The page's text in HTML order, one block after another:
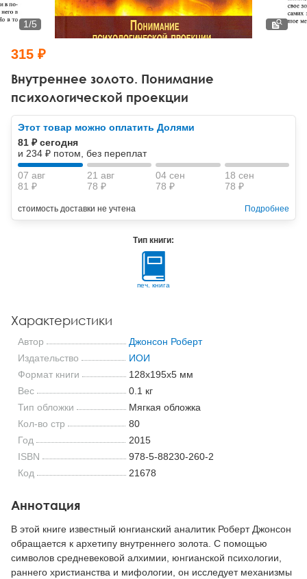
Тревожные расстройства, панические атаки
Психодрама
Другие направления психотерапии
Классический, эриксоновский гипноз и НЛП
НЛП
Психология труда и эргономика
Социальная психология
Социальная и организационная психология
Классический и юнгианский психоанализ
Внутреннее золото. Понимание
психологической проекции
1/5
315 ₽
Этот товар можно оплатить Долями
81 ₽ сегодня
и 234 ₽ потом, без переплат
07 авг
81 ₽
21 авг
78 ₽
04 сен
78 ₽
18 сен
78 ₽
стоимость доставки не учтена Подробнее
Тип книги:
печ. книга
Характеристики
Автор
Джонсон Роберт
Издательство
ИОИ
Формат книги
128x195x5 мм
Вес
0.1 кг
Тип обложки
Мягкая обложка
Кол-во стр
80
Год
2015
ISBN
978-5-88230-260-2
Код
21678
Аннотация
В этой книге известный юнгианский аналитик Роберт Джонсон
обращается к архетипу внутреннего золота. С помощью
символов средневековой алхимии, юнгианской психологии,
раннего христианства и мифологии, он исследует механизмы